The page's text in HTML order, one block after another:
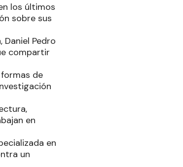
los últimos
sobre sus
Pedro
compartir
de
en
en
un